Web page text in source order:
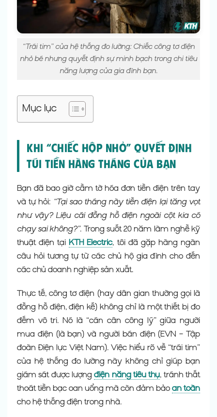
“Trái tim” của hệ thống đo lường: Chiếc công tơ điện
nhỏ bé nhưng quyết định sự minh bạch trong chi tiêu
năng lượng của gia đình bạn.
Mục lục
Khi “chiếc hộp nhỏ” quyết định
túi tiền hàng tháng của bạn
Bạn đã bao giờ cầm tờ hóa đơn tiền điện trên tay
và tự hỏi: “Tại sao tháng này tiền điện lại tăng vọt
như vậy? Liệu cái đồng hồ điện ngoài cột kia có
chạy sai không?”. Trong suốt 20 năm làm nghề kỹ
thuật điện tại KTH Electric, tôi đã gặp hàng ngàn
câu hỏi tương tự từ các chủ hộ gia đình cho đến
các chủ doanh nghiệp sản xuất.
Thực tế, công tơ điện (hay dân gian thường gọi là
đồng hồ điện, điện kế) không chỉ là một thiết bị đo
đếm vô tri. Nó là “cán cân công lý” giữa người
mua điện (là bạn) và người bán điện (EVN – Tập
đoàn Điện lực Việt Nam). Việc hiểu rõ về “trái tim”
của hệ thống đo lường này không chỉ giúp bạn
giám sát được lượngđiện năng tiêu thụ, tránh thất
thoát tiền bạc oan uổng mà còn đảm bảo an toàn
cho hệ thống điện trong nhà.